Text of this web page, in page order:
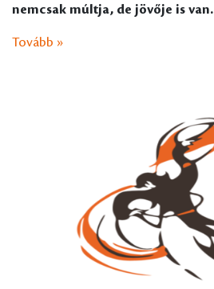
nemcsak múltja, de jövője is van.
Tovább »